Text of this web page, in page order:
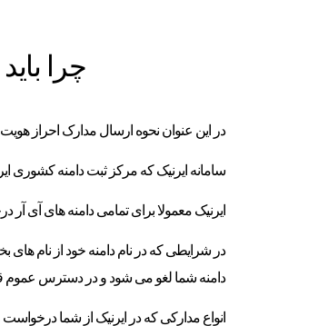
چرا
در این عنوان نحوه ارسال مدارک احراز هویت
سامانه ایرنیک که مرکز ثبت دامنه کشوری ایران محسوب می
ایرنیک معمولا برای تمامی دامنه های آی
در شرایطی که در نام دامنه خود از نام های
دامنه شما لغو می شود و در دسترس عموم
انواع مدارکی که در ایرنیک از شما